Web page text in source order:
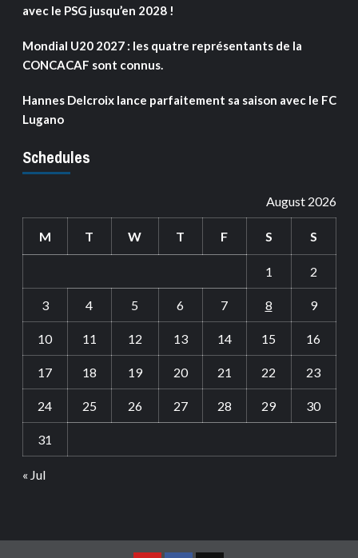
avec le PSG jusqu’en 2028 !
Mondial U20 2027 : les quatre représentants de la
CONCACAF sont connus.
Hannes Delcroix lance parfaitement sa saison avec le FC
Lugano
Schedules
August 2026
M T W T F S S
1 2
3 4 5 6 7 8 9
10 11 12 13 14 15 16
17 18 19 20 21 22 23
24 25 26 27 28 29 30
31
« Jul